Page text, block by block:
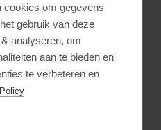
uur
cookies om gegevens
gebruik van deze
analyseren, om
aan te bieden en
te verbeteren en